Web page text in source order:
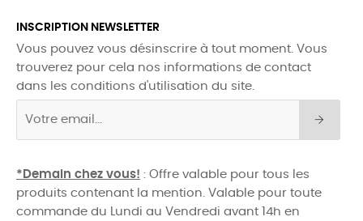
INSCRIPTION NEWSLETTER
Vous pouvez vous désinscrire à tout moment. Vous
trouverez pour cela nos informations de contact
dans les conditions d'utilisation du site.
*Demain chez vous! : Offre valable pour tous les
produits contenant la mention. Valable pour toute
commande du Lundi au Vendredi avant 14h en